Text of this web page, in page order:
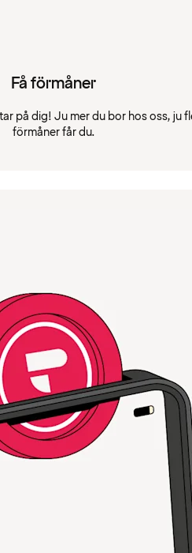
Få förmåner
på dig! Ju mer du bor hos oss, ju
förmåner får du.